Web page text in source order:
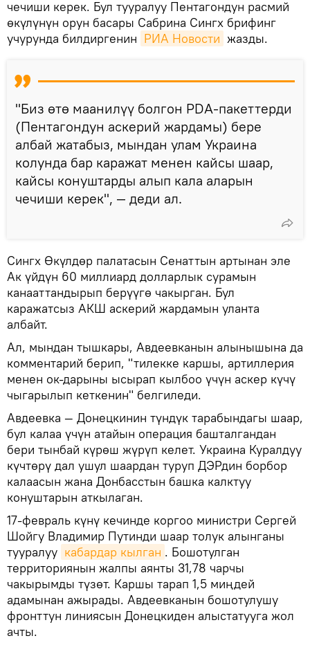
чечиши керек. Бул тууралуу Пентагондун расмий
өкүлүнүн орун басары Сабрина Сингх брифинг
учурунда билдиргенин РИА Новости жазды.
"Биз өтө маанилүү болгон PDA-пакеттерди
(Пентагондун аскерий жардамы) бере
албай жатабыз, мындан улам Украина
колунда бар каражат менен кайсы шаар,
кайсы конуштарды алып кала аларын
чечиши керек", — деди ал.
Сингх Өкүлдөр палатасын Сенаттын артынан эле
Ак үйдүн 60 миллиард долларлык сурамын
канааттандырып берүүгө чакырган. Бул
каражатсыз АКШ аскерий жардамын уланта
албайт.
Ал, мындан тышкары, Авдеевканын алынышына да
комментарий берип, "тилекке каршы, артиллерия
менен ок-дарыны ысырап кылбоо үчүн аскер күчү
чыгарылып кеткенин" белгиледи.
Авдеевка — Донецкинин түндүк тарабындагы шаар,
бул калаа үчүн атайын операция башталгандан
бери тынбай күрөш жүрүп келет. Украина Куралдуу
күчтөрү дал ушул шаардан туруп ДЭРдин борбор
калаасын жана Донбасстын башка калктуу
конуштарын аткылаган.
17-февраль күнү кечинде коргоо министри Сергей
Шойгу Владимир Путинди шаар толук алынганы
тууралуу кабардар кылган . Бошотулган
территориянын жалпы аянты 31,78 чарчы
чакырымды түзөт. Каршы тарап 1,5 миңдей
адамынан ажырады. Авдеевканын бошотулушу
фронттун линиясын Донецкиден алыстатууга жол
ачты.